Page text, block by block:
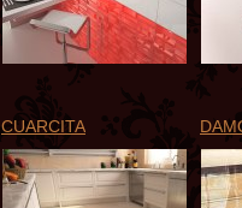
CUARCITA